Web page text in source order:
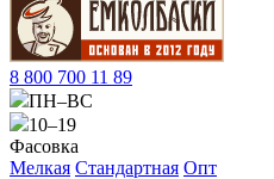
8 800 700 11 89
ПН–ВС
10–19
Фасовка
Мелкая Стандартная Опт